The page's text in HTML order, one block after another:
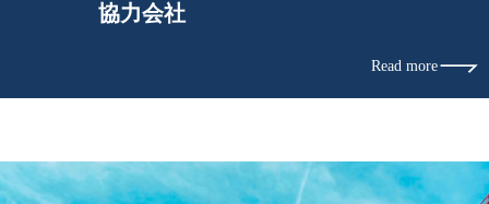
協力会社
Read more